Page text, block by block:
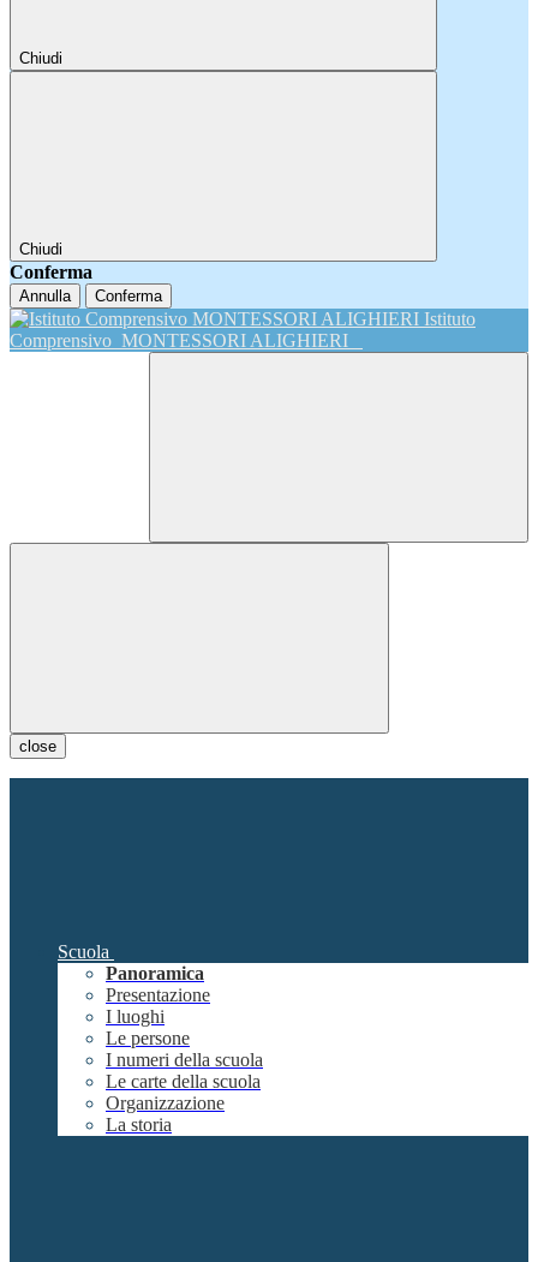
Chiudi
Chiudi
Conferma
Annulla Conferma
Istituto
Comprensivo MONTESSORI ALIGHIERI
close
Scuola
Panoramica
Presentazione
I luoghi
Le persone
I numeri della scuola
Le carte della scuola
Organizzazione
La storia